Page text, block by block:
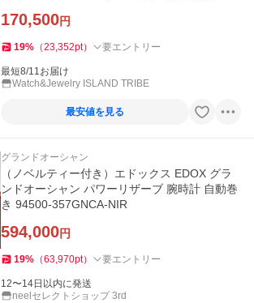
170,500円
19% （23,352pt） 要エントリー
最短8/11お届け
Watch&Jewelry ISLAND TRIBE
最安値を見る
グランドオーシャン
（ノベルティー付き）エドックス EDOX グラ
ンドオーシャン パワーリザーブ 腕時計 自動巻
き 94500-357GNCA-NIR
594,000円
19% （63,970pt） 要エントリー
12〜14日以内に発送
neelセレクトショップ 3rd